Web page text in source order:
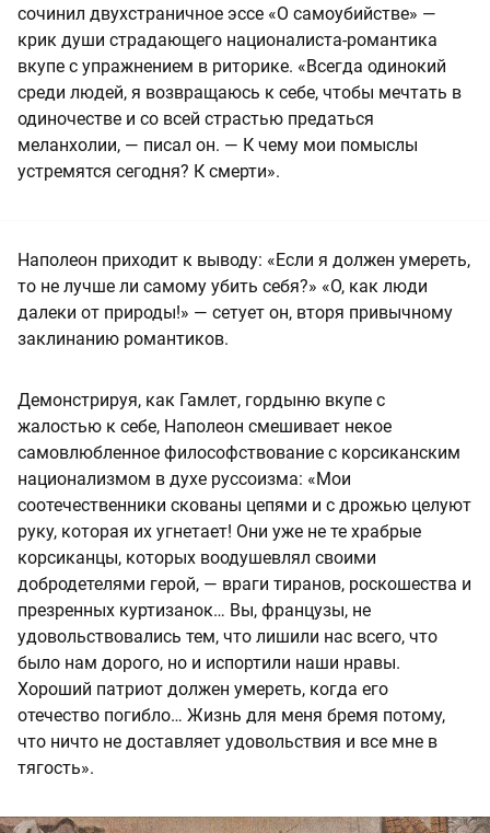
сочинил двухстраничное эссе «О самоубийстве» —
крик души страдающего националиста-романтика
вкупе с упражнением в риторике. «Всегда одинокий
среди людей, я возвращаюсь к себе, чтобы мечтать в
одиночестве и со всей страстью предаться
меланхолии, — писал он. — К чему мои помыслы
устремятся сегодня? К смерти».
Наполеон приходит к выводу: «Если я должен умереть,
то не лучше ли самому убить себя?» «О, как люди
далеки от природы!» — сетует он, вторя привычному
заклинанию романтиков.
Демонстрируя, как Гамлет, гордыню вкупе с
жалостью к себе, Наполеон смешивает некое
самовлюбленное философствование с корсиканским
национализмом в духе руссоизма: «Мои
соотечественники скованы цепями и с дрожью целуют
руку, которая их угнетает! Они уже не те храбрые
корсиканцы, которых воодушевлял своими
добродетелями герой, — враги тиранов, роскошества и
презренных куртизанок… Вы, французы, не
удовольствовались тем, что лишили нас всего, что
было нам дорого, но и испортили наши нравы.
Хороший патриот должен умереть, когда его
отечество погибло… Жизнь для меня бремя потому,
что ничто не доставляет удовольствия и все мне в
тягость».